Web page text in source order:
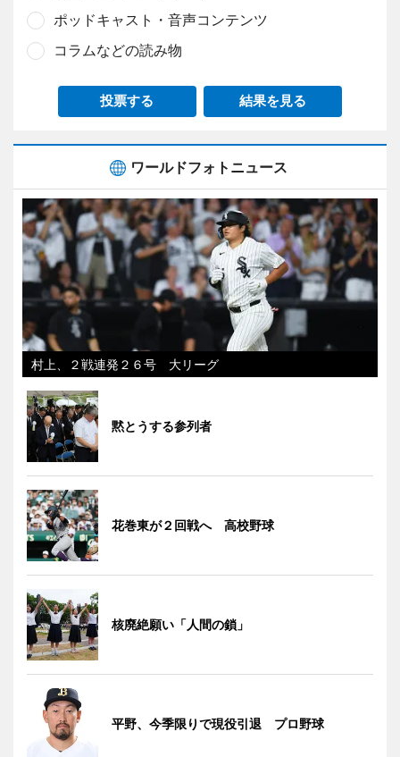
ポッドキャスト・音声コンテンツ
コラムなどの読み物
投票する 結果を見る
ワールドフォトニュース
村上、２戦連発２６号 大リーグ
黙とうする参列者
花巻東が２回戦へ 高校野球
核廃絶願い「人間の鎖」
平野、今季限りで現役引退 プロ野球